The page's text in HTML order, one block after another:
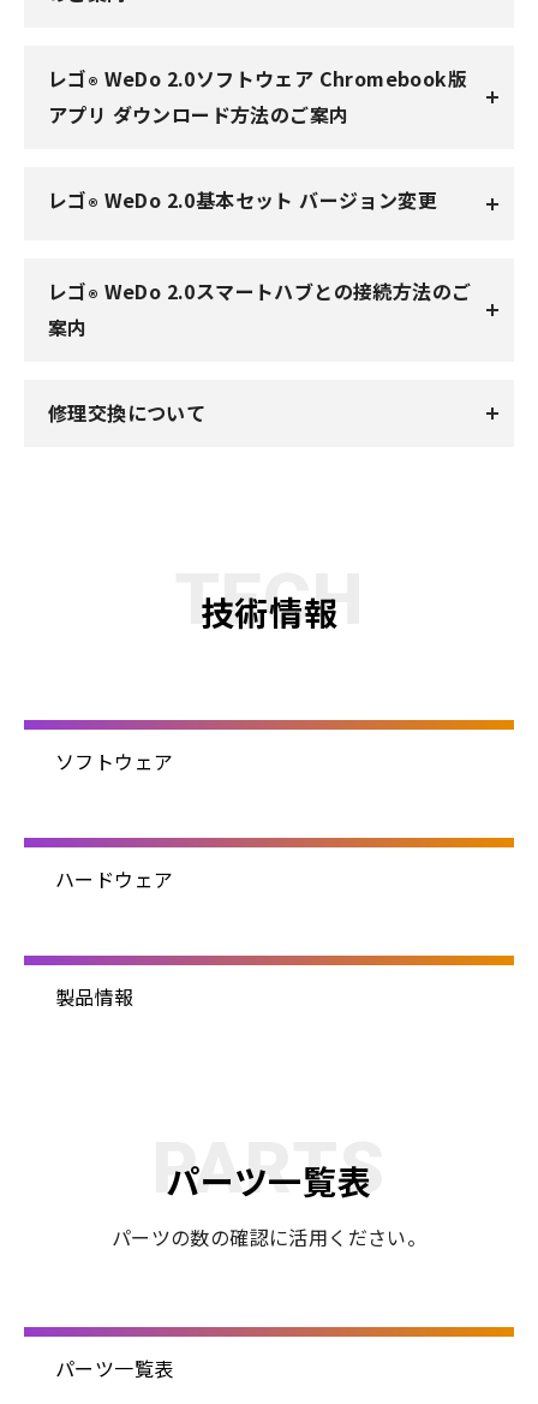
レゴ® WeDo 2.0ソフトウェア Chromebook版
アプリ ダウンロード方法のご案内
レゴ® WeDo 2.0基本セット バージョン変更
レゴ® WeDo 2.0スマートハブとの接続方法のご
案内
修理交換について
TECH
技術情報
ソフトウェア
ハードウェア
製品情報
PARTS
パーツ一覧表
パーツの数の確認に活用ください。
パーツ一覧表